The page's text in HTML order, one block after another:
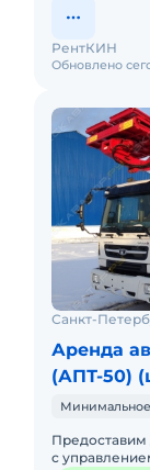
Обновлено
РентКИН
Санкт-
Аренда
(АПТ-50)
Минимальное
с